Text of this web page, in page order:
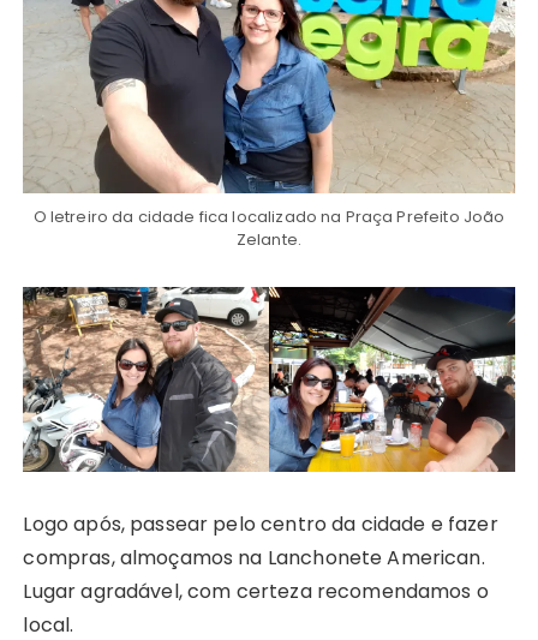
O letreiro da cidade fica localizado na Praça Prefeito João
Zelante.
Logo após, passear pelo centro da cidade e fazer
compras, almoçamos na Lanchonete American.
Lugar agradável, com certeza recomendamos o
local.